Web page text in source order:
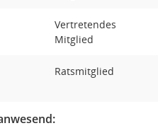
Vertretendes
Mitglied
Ratsmitglied